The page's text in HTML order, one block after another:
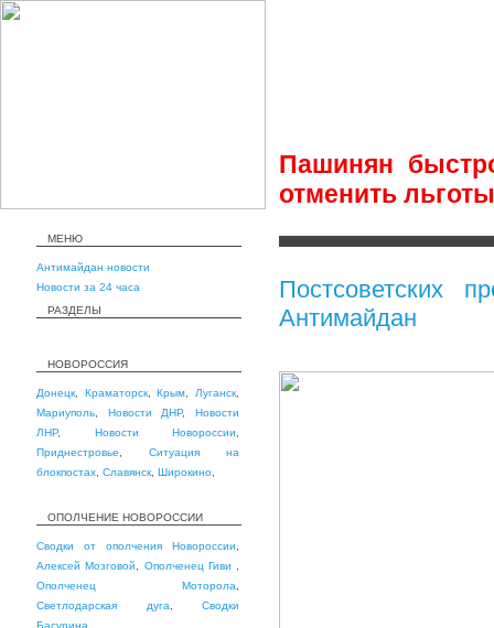
Пашинян
отменить
МЕНЮ
Антимайдан новости
Новости за 24 часа
РАЗДЕЛЫ
НОВОРОССИЯ
Донецк Краматорск,Крым Луганск
Мариуполь
Новости ДНР,Новости
ЛНР, Новости Новороссии
Приднестровье
Ситуация на
блокпостах Славянск Широкино
ОПОЛЧЕНИЕ НОВОРОССИИ
Сводки от ополчения Новороссии
Алексей Мозговой
Ополченец Гиви
Ополченец Моторола
Светлодарская дуга
Сводки
Басурина
Постсоветских
Антимайдан